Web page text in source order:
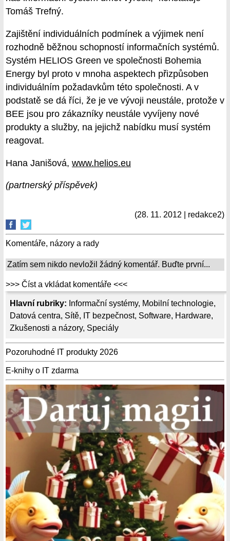
Hlavní rubriky: Informační systémy, Mobilní technologie,
Datová centra, Sítě, IT bezpečnost, Software, Hardware,
Zkušenosti a názory, Speciály
Pozoruhodné IT produkty 2026
E-knihy o IT zdarma
Tomáš Trefný.
Zajištění individuálních podmínek a výjimek není
rozhodně běžnou schopností informačních systémů.
Systém HELIOS Green ve společnosti Bohemia
Energy byl proto v mnoha aspektech přizpůsoben
individuálním požadavkům této společnosti. A v
podstatě se dá říci, že je ve vývoji neustále, protože v
BEE jsou pro zákazníky neustále vyvíjeny nové
produkty a služby, na jejichž nabídku musí systém
reagovat.
Hana Janišová, www.helios.eu
(partnerský příspěvek)
(28. 11. 2012 | redakce2)
Komentáře, názory a rady
Zatím sem nikdo nevložil žádný komentář. Buďte první...
>>> Číst a vkládat komentáře <<<